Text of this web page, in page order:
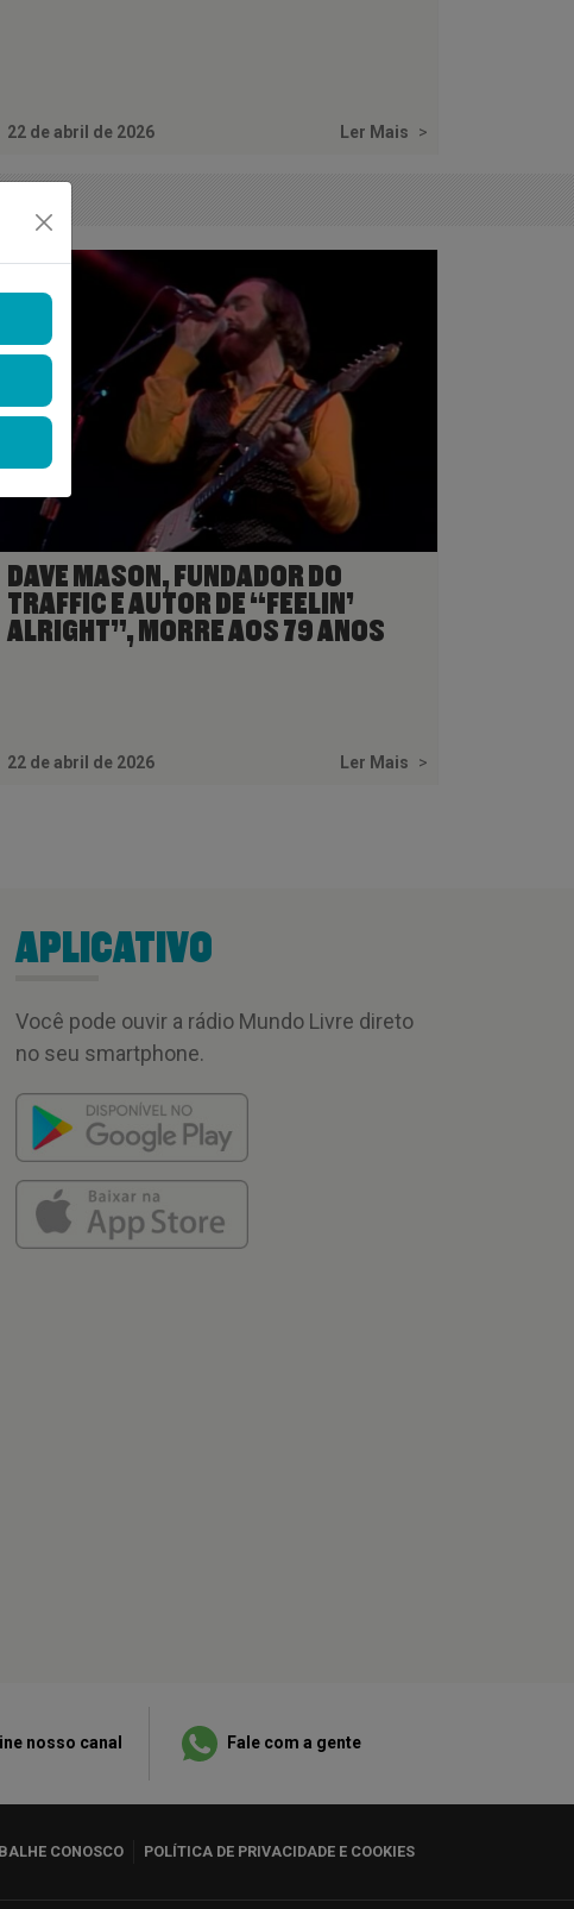
22 de abril de 2026 Ler Mais >
DAVE MASON, FUNDADOR DO
TRAFFIC E AUTOR DE “FEELIN’
ALRIGHT”, MORRE AOS 79 ANOS
22 de abril de 2026 Ler Mais >
APLICATIVO
Você pode ouvir a rádio Mundo Livre direto
no seu smartphone.
nosso canal Fale com a gente
CONOSCO POLÍTICA DE PRIVACIDADE E COOKIES